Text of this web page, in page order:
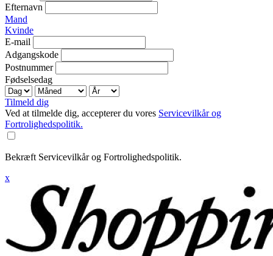
Efternavn
Mand
Kvinde
E-mail
Adgangskode
Postnummer
Fødselsedag
Tilmeld dig
Ved at tilmelde dig, accepterer du vores Servicevilkår og
Fortrolighedspolitik.
Bekræft Servicevilkår og Fortrolighedspolitik.
x